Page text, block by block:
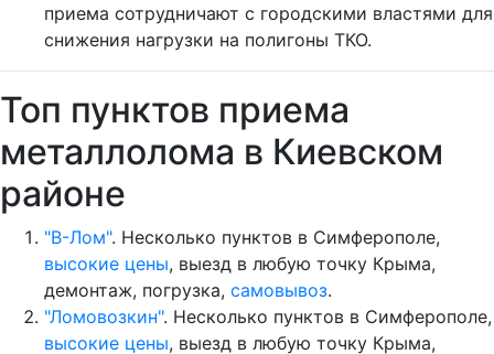
приема сотрудничают с городскими властями для
снижения нагрузки на полигоны ТКО.
Топ пунктов приема
металлолома в Киевском
районе
"В-Лом". Несколько пунктов в Симферополе,
высокие цены, выезд в любую точку Крыма,
демонтаж, погрузка, самовывоз.
"Ломовозкин". Несколько пунктов в Симферополе,
высокие цены, выезд в любую точку Крыма,